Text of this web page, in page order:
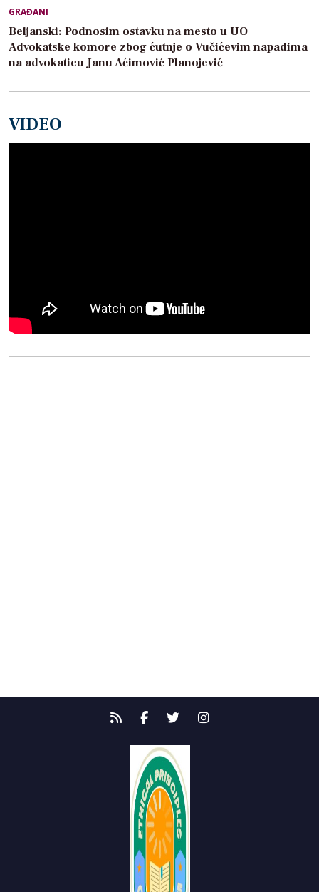
GRAĐANI
Beljanski: Podnosim ostavku na mesto u UO
Advokatske komore zbog ćutnje o Vučićevim napadima
na advokaticu Janu Aćimović Planojević
VIDEO